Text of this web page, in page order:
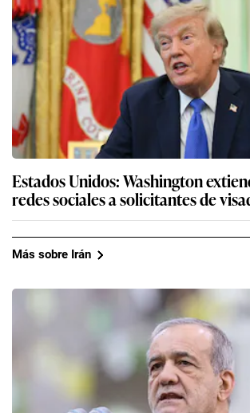
Estados Unidos: Washington
redes sociales a solicitantes de
Más sobre Irán